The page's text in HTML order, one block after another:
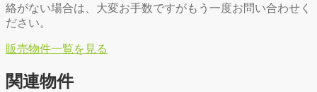
絡がない場合は、大変お手数ですがもう一度お問い合わせく
ださい。
販売物件一覧を 見る
関連物件